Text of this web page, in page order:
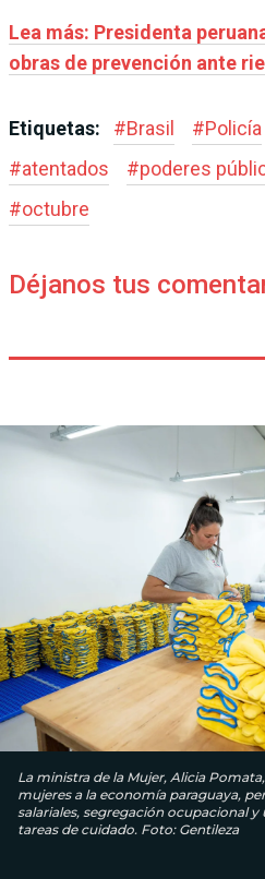
Lea más: Presidenta
obras de prevención ante
Etiquetas: #Brasil #Policía
#atentados #poderes
#octubre
Déjanos tus
La ministra de la Mujer, Alicia
mujeres a la economía paraguaya,
salariales, segregación ocupacional
tareas de cuidado. Foto: Gentileza